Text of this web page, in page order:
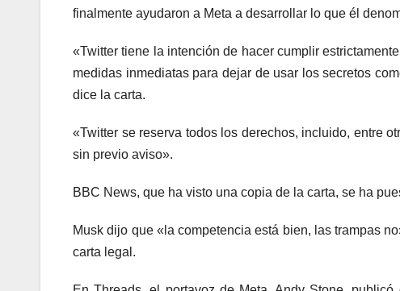
finalmente ayudaron a Meta a desarrollar lo que él
«Twitter tiene la intención de hacer cumplir
medidas inmediatas para dejar de usar los secretos
dice la carta.
«Twitter se reserva todos los derechos, incluido, entre
sin previo aviso».
BBC News, que ha visto una copia de la carta, se ha
Musk dijo que «la competencia está bien, las trampas
carta legal.